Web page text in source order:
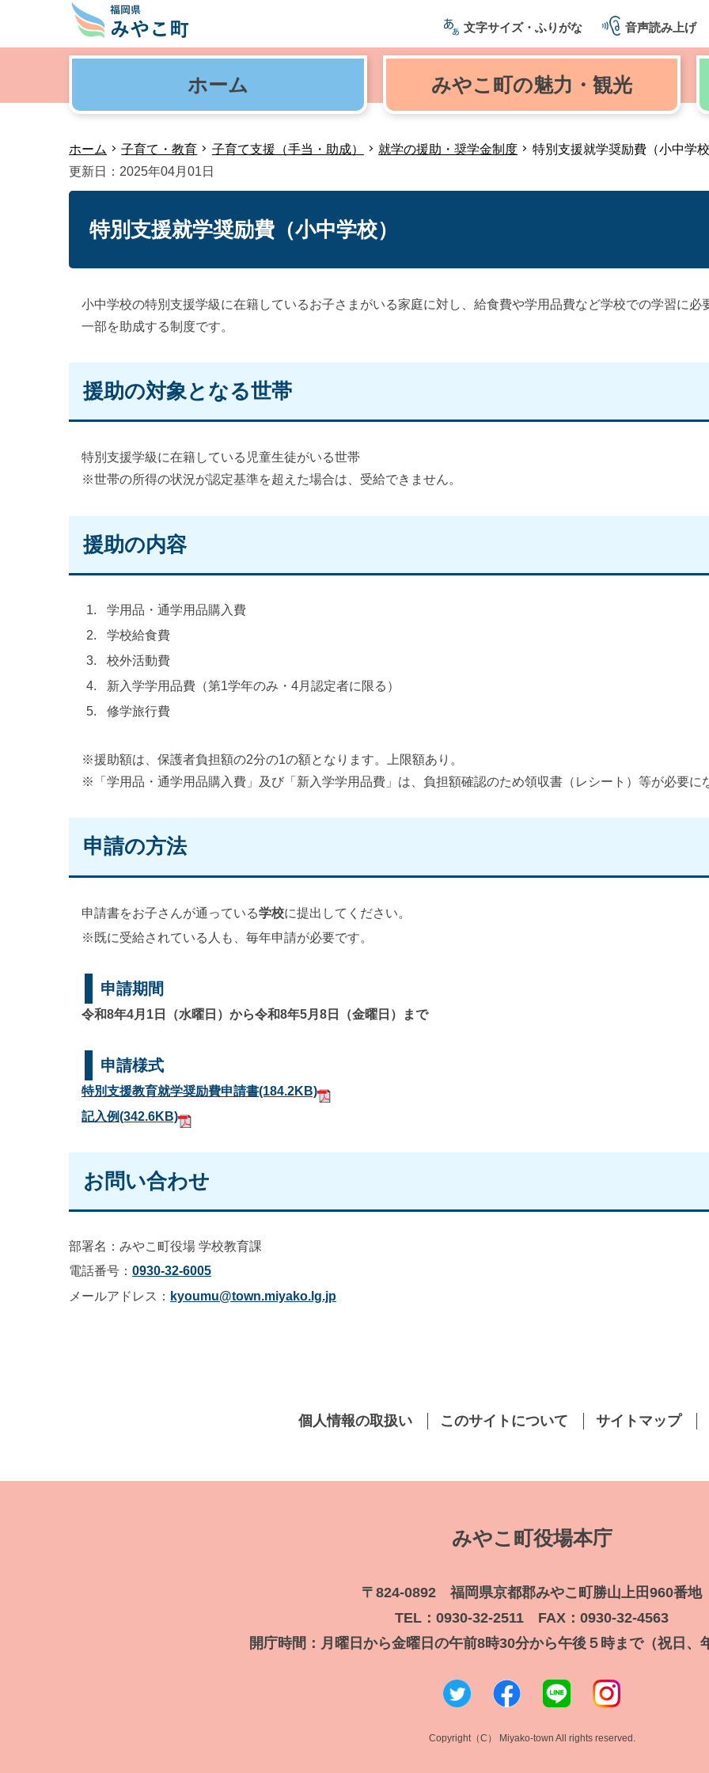
文字サイズ・ふりがな 音声読み上げ
ホーム みやこ町の魅力・観光
ホーム 子育て・教育 子育て支援（手当・助成） 就学の援助・奨学金制度
特別支援就学奨励費（小中学校
更新日：2025年04月01日
特別支援就学奨励費（小中学校）
小中学校の特別支援学級に在籍しているお子さまがいる家庭に対し、給食費や学用品費など学校での学習に必
一部を助成する制度です。
援助の対象となる世帯
特別支援学級に在籍している児童生徒がいる世帯
※世帯の所得の状況が認定基準を超えた場合は、受給できません。
援助の内容
学用品・通学用品購入費
学校給食費
校外活動費
新入学学用品費（第1学年のみ・4月認定者に限る）
修学旅行費
※援助額は、保護者負担額の2分の1の額となります。上限額あり。
※「学用品・通学用品購入費」及び「新入学学用品費」は、負担額確認のため領収書（レシート）等が必要に
申請の方法
申請書をお子さんが通っている学校に提出してください。
※既に受給されている人も、毎年申請が必要です。
申請期間
令和8年4月1日（水曜日）から令和8年5月8日（金曜日）まで
申請様式
特別支援教育就学奨励費申請書(184.2KB)
記入例(342.6KB)
お問い合わせ
部署名：みやこ町役場 学校教育課
電話番号： 0930-32-6005
メールアドレス： kyoumu@town.miyako.lg.jp
個人情報の取扱い このサイトについて サイトマップ
みやこ町役場本庁
〒824-0892 福岡県京都郡みやこ町勝山上田960番地
TEL：0930-32-2511 FAX：0930-32-4563
開庁時間：月曜日から金曜日の午前8時30分から午後５時まで（祝日、
Copyright（C） Miyako-town All rights reserved.